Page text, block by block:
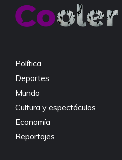
Política
Deportes
Mundo
Cultura y espectáculos
Economía
Reportajes